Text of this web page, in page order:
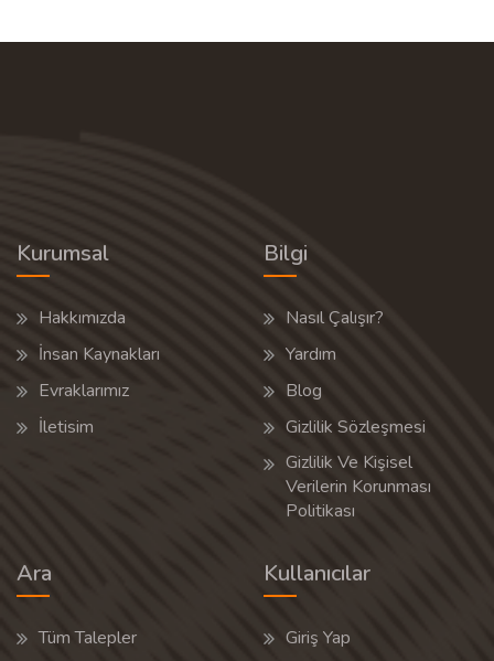
Kurumsal
Hakkımızda
İnsan Kaynakları
Evraklarımız
İletisim
Bilgi
Nasıl Çalışır?
Yardım
Blog
Gizlilik Sözleşmesi
Gizlilik Ve Kişisel
Verilerin Korunması
Politikası
Ara
Tüm Talepler
Kullanıcılar
Giriş Yap